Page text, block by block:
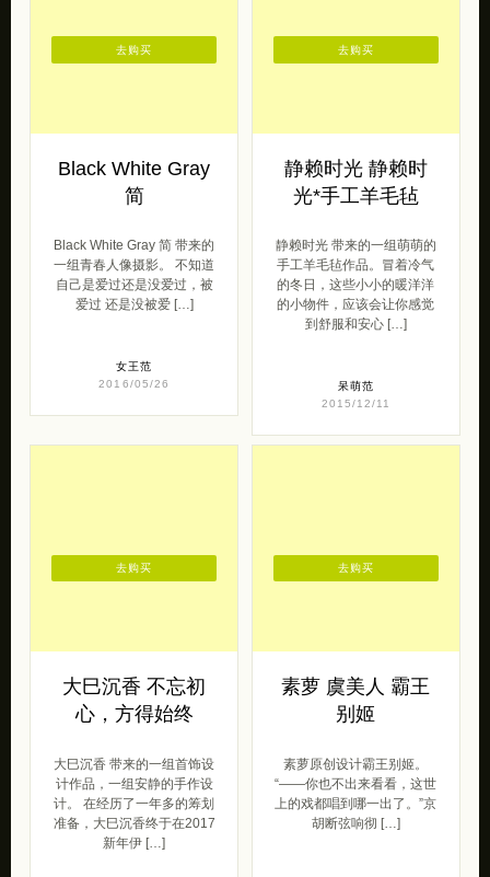
Black White Gray
简
Black White Gray 简 带来的
一组青春人像摄影。 不知道
自己是爱过还是没爱过，被
爱过 还是没被爱 […]
女王范
2016/05/26
去购买
静赖时光 静赖时
光*手工羊毛毡
静赖时光 带来的一组萌萌的
手工羊毛毡作品。冒着冷气
的冬日，这些小小的暖洋洋
的小物件，应该会让你感觉
到舒服和安心 […]
呆萌范
2015/12/11
去购买
大巳沉香 不忘初
心，方得始终
大巳沉香 带来的一组首饰设
计作品，一组安静的手作设
计。 在经历了一年多的筹划
准备，大巳沉香终于在2017
新年伊 […]
去购买
素萝 虞美人 霸王
别姬
素萝原创设计霸王别姬。
“——你也不出来看看，这世
上的戏都唱到哪一出了。”京
胡断弦响彻 […]
去购买